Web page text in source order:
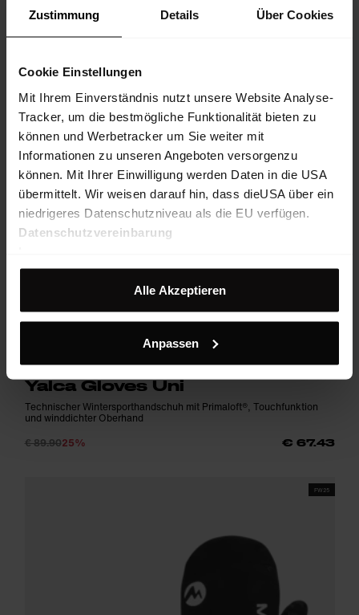
Zustimmung Details Über Cookies
Cookie Einstellungen
Mit Ihrem Einverständnis nutzt unsere Website Analyse-
Tracker, um die bestmögliche Funktionalität bieten zu
können und Werbetracker um Sie weiter mit
Informationen zu unseren Angeboten versorgenzu
können. Mit Ihrer Einwilligung werden Daten in die USA
übermittelt. Wir weisen darauf hin, dass dieUSA über ein
niedrigeres Datenschutzniveau als die EU verfügen.
Datenschutzvereinbarung
Alle Akzeptieren
Anpassen
Yalca Gloves Uni
Technischer Wintersporthandschuh mit Primaloft®, Touchfunktion
und winddichter Oberhand
€ 89.9025% € 67.43
FW25